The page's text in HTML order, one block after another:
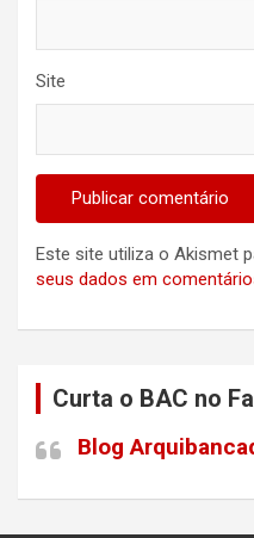
Site
Este site utiliza o Akismet
seus dados em
Curta o BAC no
Blog